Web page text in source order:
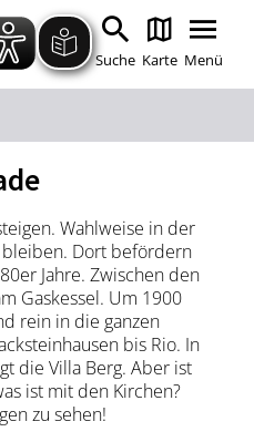
Zum Hauptinhalt springen
Zur Suche springen
Zur Hauptnavigation
Zum Footer springen
Suche Karte Menü
Tickets
Übernachtung
Essen & Trinken
Automobil
Feste & Highlights
Wahlweise in der
Dort befördern
Jahre. Zwischen den
Gaskessel. Um 1900
rein in die ganzen
bis Rio. In
die Villa Berg. Aber ist
ist mit den Kirchen?
zu sehen!